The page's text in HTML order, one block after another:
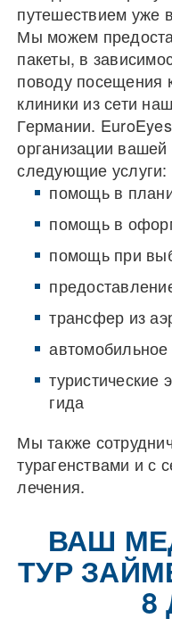
путешествием уже
Мы можем
пакеты, в
поводу посещения
клиники из сети
Германии.
организации
следующие услуги:
помощь в
помощь в
помощь при
трансфер из
туристические
гида
Мы также
турагенствами и с
лечения.
ВАШ
ТУР
8